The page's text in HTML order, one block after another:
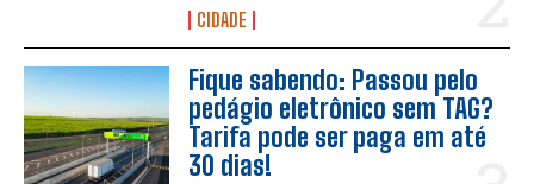
CIDADE
Fique sabendo: Passou pelo
pedágio eletrônico sem TAG?
Tarifa pode ser paga em até
30 dias!